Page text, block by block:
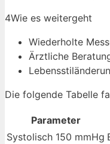
4Wie es weitergeht
Wiederholte
Ärztliche
Die folgende Tabelle
Parameter
Systolisch 150 mmHg